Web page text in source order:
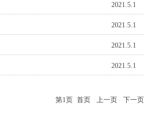
2021.5.1
2021.5.1
2021.5.1
2021.5.1
第1页 首页 上一页 下一页